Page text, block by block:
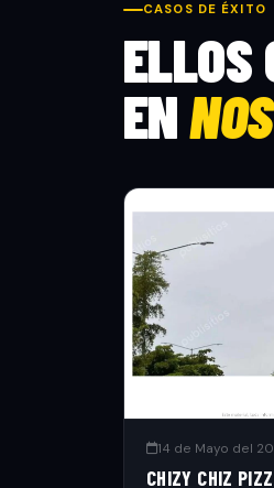
CASOS DE ÉXITO
ELLOS
EN
14 de Mayo del
CHIZY CHIZ